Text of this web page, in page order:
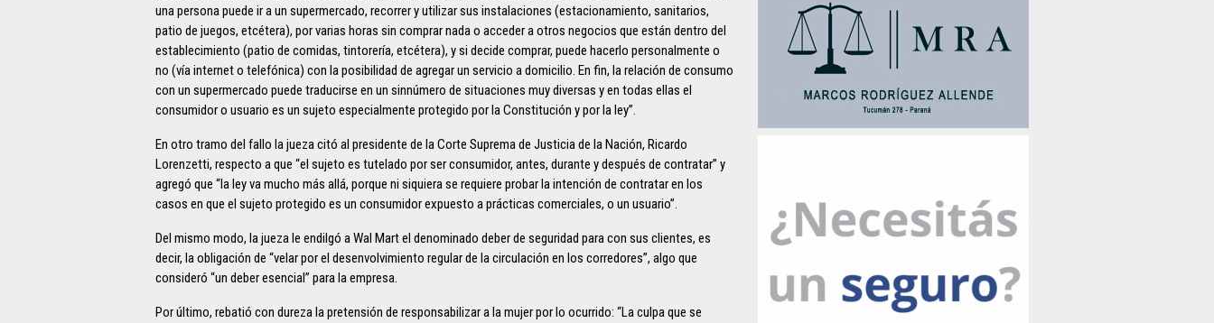
una persona puede ir a un supermercado, recorrer y utilizar sus instalaciones (estacionamiento, sanitarios,
patio de juegos, etcétera), por varias horas sin comprar nada o acceder a otros negocios que están dentro del
establecimiento (patio de comidas, tintorería, etcétera), y si decide comprar, puede hacerlo personalmente o
no (vía internet o telefónica) con la posibilidad de agregar un servicio a domicilio. En fin, la relación de consumo
con un supermercado puede traducirse en un sinnúmero de situaciones muy diversas y en todas ellas el
consumidor o usuario es un sujeto especialmente protegido por la Constitución y por la ley”.
En otro tramo del fallo la jueza citó al presidente de la Corte Suprema de Justicia de la Nación, Ricardo
Lorenzetti, respecto a que “el sujeto es tutelado por ser consumidor, antes, durante y después de contratar” y
agregó que “la ley va mucho más allá, porque ni siquiera se requiere probar la intención de contratar en los
casos en que el sujeto protegido es un consumidor expuesto a prácticas comerciales, o un usuario”.
Del mismo modo, la jueza le endilgó a Wal Mart el denominado deber de seguridad para con sus clientes, es
decir, la obligación de “velar por el desenvolvimiento regular de la circulación en los corredores”, algo que
consideró “un deber esencial” para la empresa.
Por último, rebatió con dureza la pretensión de responsabilizar a la mujer por lo ocurrido: “La culpa que se